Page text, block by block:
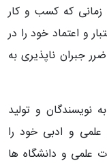
زمانی که کسب و کار
و اعتماد خود را در
جبران ناپذیری به
و تولید
و ادبی خود را
علمی و دانشگاه ها